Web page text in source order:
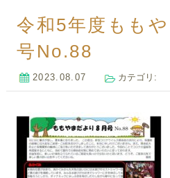
令和5年度もも
号No.88
2023.08.07 カテゴリ: